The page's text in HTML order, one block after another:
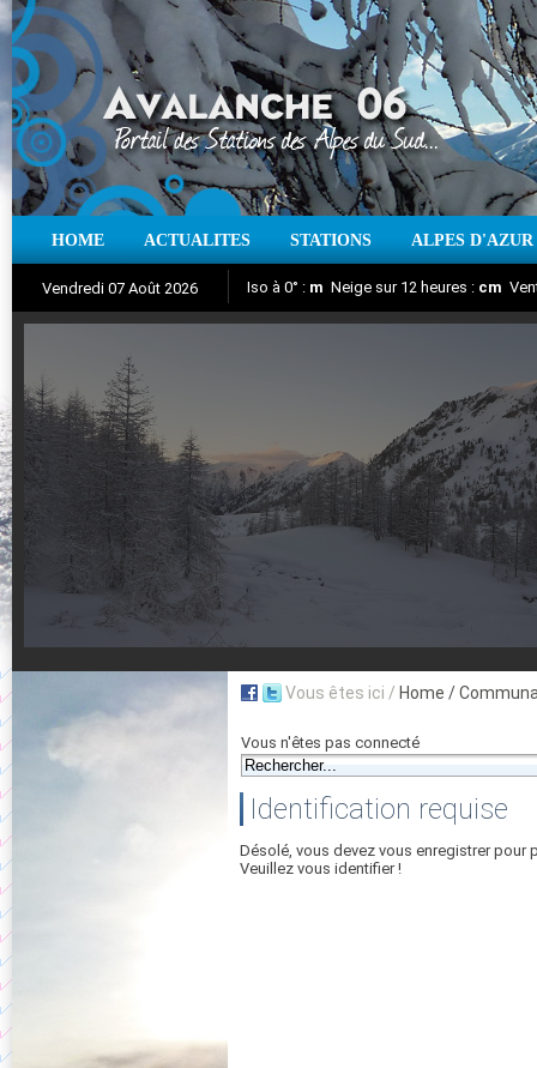
HOME ACTUALITES STATIONS ALPES D'AZUR
Vendredi 07 Août 2026
Aujourd'hui : T° Min :°C T° Max : °C |
Iso à 0° : m Neige sur 12 heures : cm
Suivez en direct l'actualité des stations
Vous êtes ici / Home /
Vous n'êtes pas connecté
Identification requise
Désolé, vous devez vous enregistrer pour
Veuillez vous identifier !